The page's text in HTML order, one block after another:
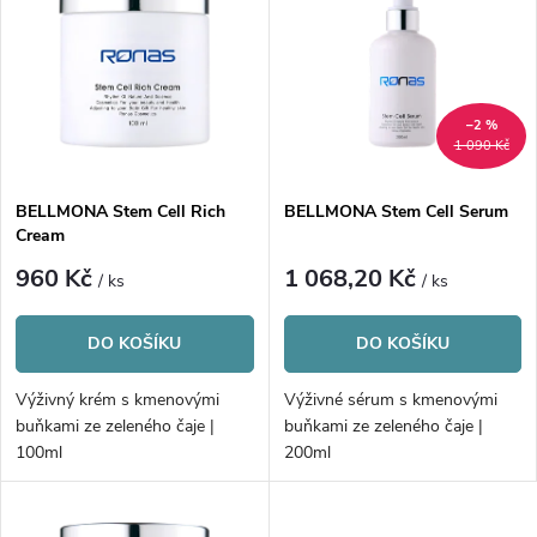
p
r
o
d
u
Abecedně
s
p
r
o
d
u
BELLMONA Stem Cell Rich
Cream
960 Kč/ ks
DO KOŠÍKU
Výživný krém s kmenovými
buňkami ze zeleného čaje |
100ml
1 090 Kč
–2 %
BELLMONA Stem Cell Serum
1 068,20 Kč/ ks
DO KOŠÍKU
Výživné sérum s kmenovými
buňkami ze zeleného čaje |
200ml